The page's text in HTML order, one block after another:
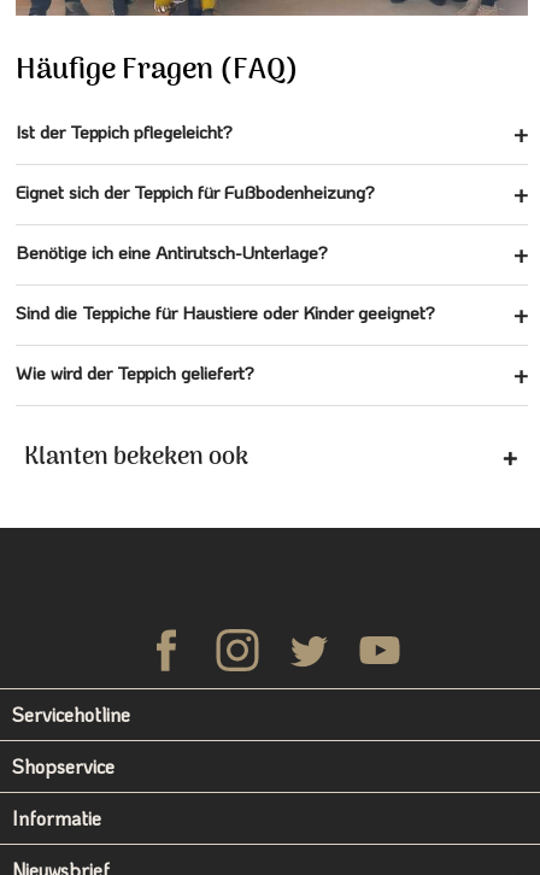
Häufige Fragen (FAQ)
Ist der Teppich pflegeleicht?
Eignet sich der Teppich für Fußbodenheizung?
Benötige ich eine Antirutsch-Unterlage?
Sind die Teppiche für Haustiere oder Kinder geeignet?
Wie wird der Teppich geliefert?
Klanten bekeken ook
Servicehotline
Shopservice
Informatie
Nieuwsbrief